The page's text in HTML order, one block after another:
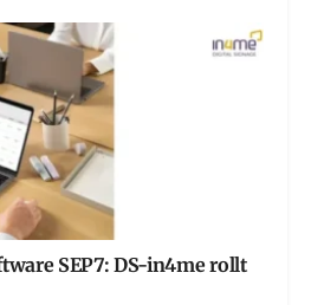
SEP7: DS-in4me rollt